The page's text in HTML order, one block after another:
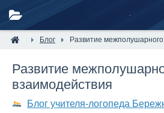
Блог Развитие
Развитие
взаимодействия
Блог учителя-логопеда